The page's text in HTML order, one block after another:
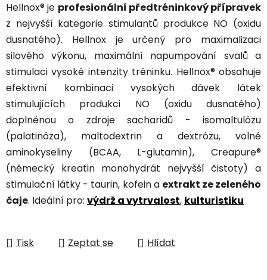
Hellnox® je profesionální předtréninkový přípravek
z nejvyšší kategorie stimulantů produkce NO (oxidu
dusnatého). Hellnox je určený pro maximalizaci
silového výkonu, maximální napumpování svalů a
stimulaci vysoké intenzity tréninku. Hellnox® obsahuje
efektivní kombinaci vysokých dávek látek
stimulujících produkci NO (oxidu dusnatého)
doplněnou o zdroje sacharidů - isomaltulózu
(palatinóza), maltodextrin a dextrózu, volné
aminokyseliny (BCAA, L-glutamin), Creapure®
(německý kreatin monohydrát nejvyšší čistoty) a
stimulační látky - taurin, kofein a extrakt ze zeleného
čaje. Ideální pro: výdrž a vytrvalost, kulturistiku
Tisk Zeptat se Hlídat